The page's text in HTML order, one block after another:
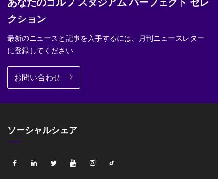
クション
最新のニュースと記事を入手するには、月刊ニュースレター
に登録してください
お問い合わせ
ソーシャルシェア